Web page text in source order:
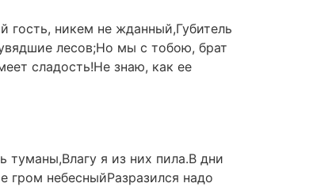
никем не жданный,Губитель
лесов;Но мы с тобою, брат
сладость!Не знаю, как ее
я из них пила.В дни
небесныйРазразился надо